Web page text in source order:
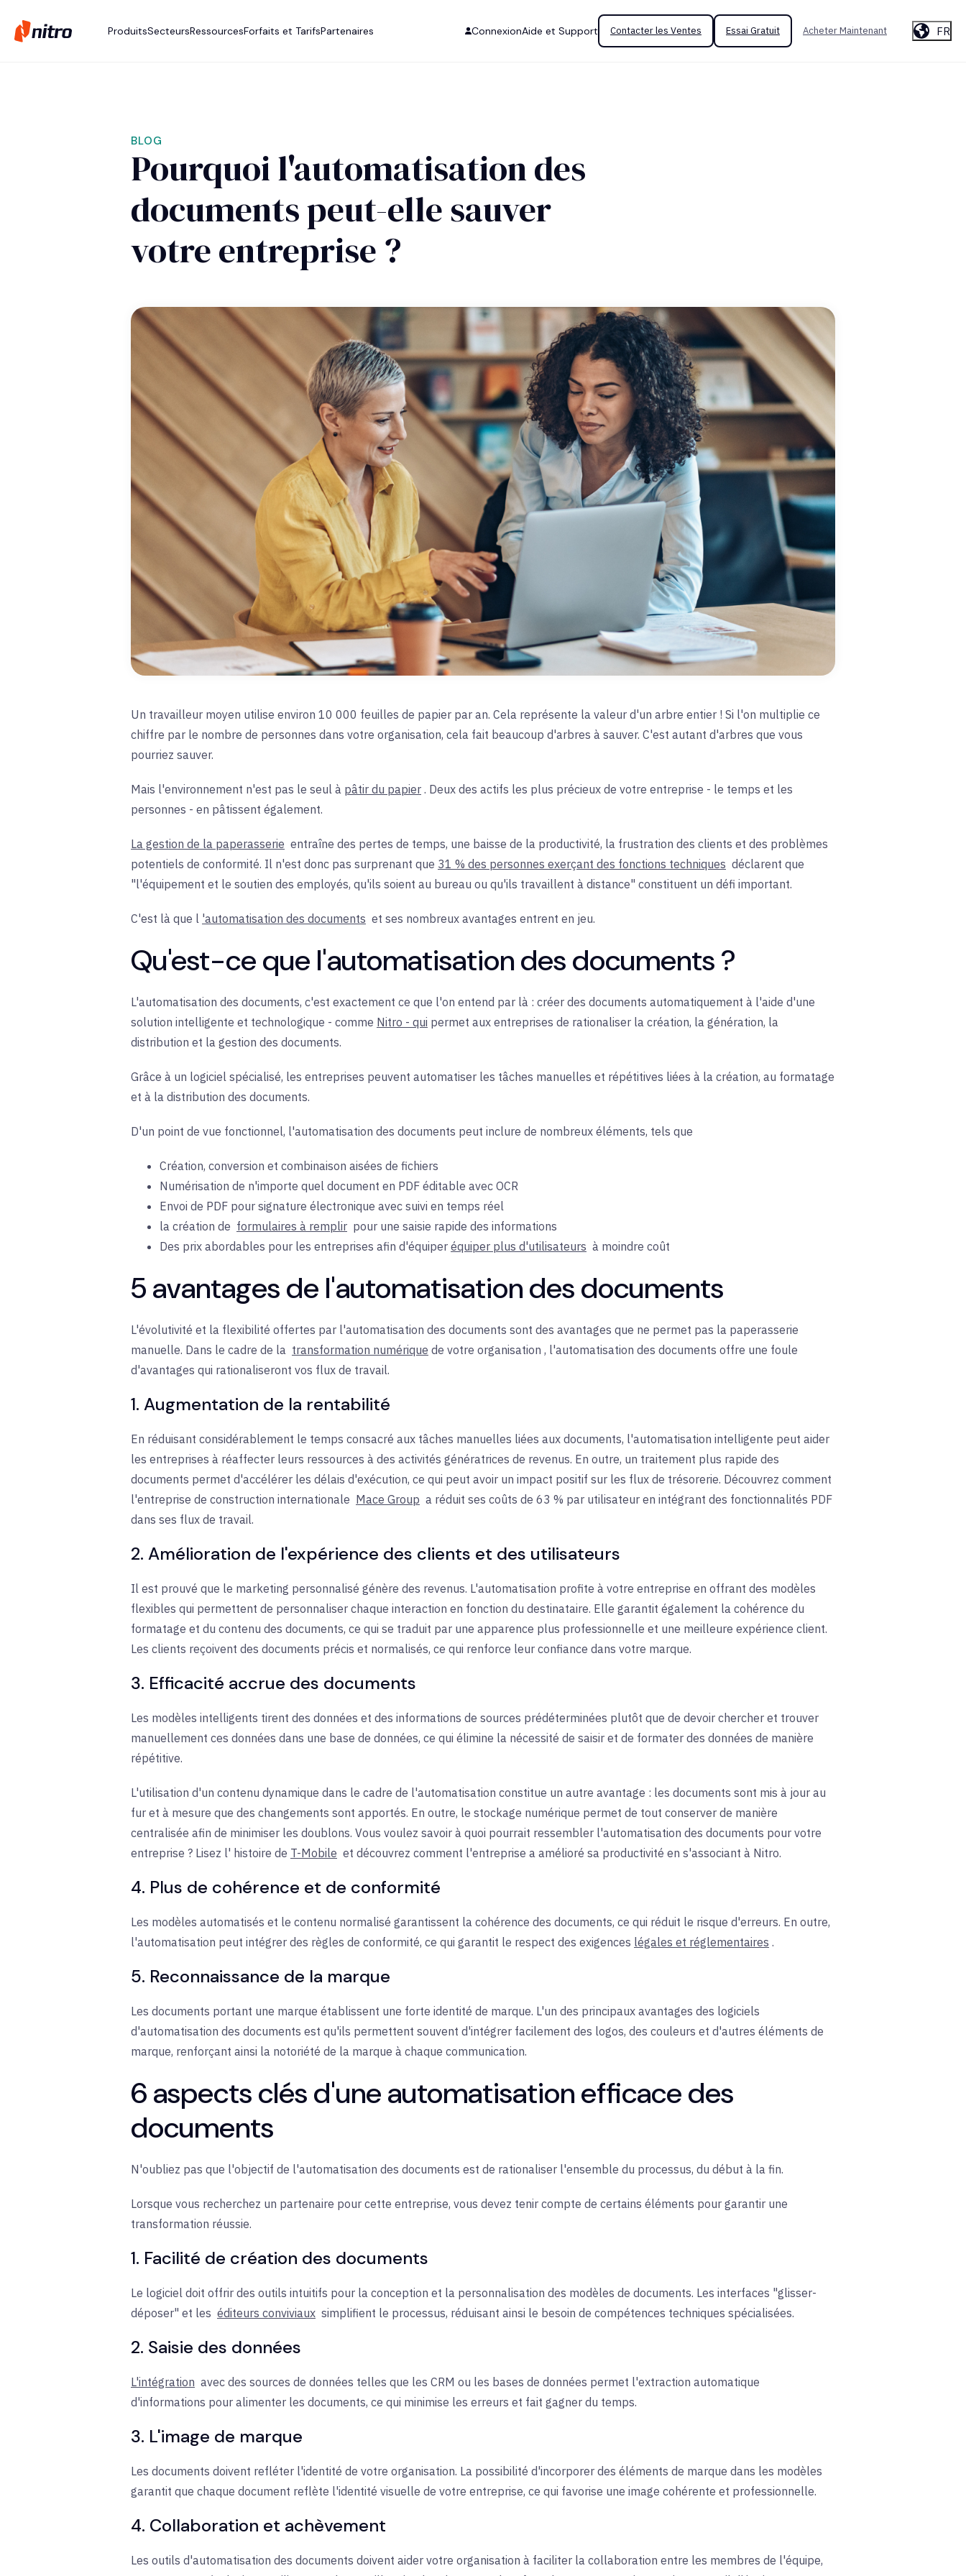
ProduitsSecteursRessourcesForfaits et TarifsPartenaires ConnexionAide et Support Contacter les Ventes Essai Gratuit Acheter Maintenant FR
BLOG
Pourquoi l'automatisation des
documents peut-elle sauver
votre entreprise ?
Un travailleur moyen utilise environ 10 000 feuilles de papier par an. Cela représente la valeur d'un arbre entier ! Si l'on multiplie ce
chiffre par le nombre de personnes dans votre organisation, cela fait beaucoup d'arbres à sauver. C'est autant d'arbres que vous
pourriez sauver.
Mais l'environnement n'est pas le seul à pâtir du papier . Deux des actifs les plus précieux de votre entreprise - le temps et les
personnes - en pâtissent également.
La gestion de la paperasserie entraîne des pertes de temps, une baisse de la productivité, la frustration des clients et des problèmes
potentiels de conformité. Il n'est donc pas surprenant que 31 % des personnes exerçant des fonctions techniques déclarent que
"l'équipement et le soutien des employés, qu'ils soient au bureau ou qu'ils travaillent à distance" constituent un défi important.
C'est là que l 'automatisation des documents et ses nombreux avantages entrent en jeu.
Qu'est-ce que l'automatisation des documents ?
L'automatisation des documents, c'est exactement ce que l'on entend par là : créer des documents automatiquement à l'aide d'une
solution intelligente et technologique - comme Nitro - qui permet aux entreprises de rationaliser la création, la génération, la
distribution et la gestion des documents.
Grâce à un logiciel spécialisé, les entreprises peuvent automatiser les tâches manuelles et répétitives liées à la création, au formatage
et à la distribution des documents.
D'un point de vue fonctionnel, l'automatisation des documents peut inclure de nombreux éléments, tels que
Création, conversion et combinaison aisées de fichiers
Numérisation de n'importe quel document en PDF éditable avec OCR
Envoi de PDF pour signature électronique avec suivi en temps réel
la création de formulaires à remplir pour une saisie rapide des informations
Des prix abordables pour les entreprises afin d'équiper équiper plus d'utilisateurs à moindre coût
5 avantages de l'automatisation des documents
L'évolutivité et la flexibilité offertes par l'automatisation des documents sont des avantages que ne permet pas la paperasserie
manuelle. Dans le cadre de la transformation numérique de votre organisation , l'automatisation des documents offre une foule
d'avantages qui rationaliseront vos flux de travail.
1. Augmentation de la rentabilité
En réduisant considérablement le temps consacré aux tâches manuelles liées aux documents, l'automatisation intelligente peut aider
les entreprises à réaffecter leurs ressources à des activités génératrices de revenus. En outre, un traitement plus rapide des
documents permet d'accélérer les délais d'exécution, ce qui peut avoir un impact positif sur les flux de trésorerie. Découvrez comment
l'entreprise de construction internationale Mace Group a réduit ses coûts de 63 % par utilisateur en intégrant des fonctionnalités PDF
dans ses flux de travail.
2. Amélioration de l'expérience des clients et des utilisateurs
Il est prouvé que le marketing personnalisé génère des revenus. L'automatisation profite à votre entreprise en offrant des modèles
flexibles qui permettent de personnaliser chaque interaction en fonction du destinataire. Elle garantit également la cohérence du
formatage et du contenu des documents, ce qui se traduit par une apparence plus professionnelle et une meilleure expérience client.
Les clients reçoivent des documents précis et normalisés, ce qui renforce leur confiance dans votre marque.
3. Efficacité accrue des documents
Les modèles intelligents tirent des données et des informations de sources prédéterminées plutôt que de devoir chercher et trouver
manuellement ces données dans une base de données, ce qui élimine la nécessité de saisir et de formater des données de manière
répétitive.
L'utilisation d'un contenu dynamique dans le cadre de l'automatisation constitue un autre avantage : les documents sont mis à jour au
fur et à mesure que des changements sont apportés. En outre, le stockage numérique permet de tout conserver de manière
centralisée afin de minimiser les doublons. Vous voulez savoir à quoi pourrait ressembler l'automatisation des documents pour votre
entreprise ? Lisez l' histoire de T-Mobile et découvrez comment l'entreprise a amélioré sa productivité en s'associant à Nitro.
4. Plus de cohérence et de conformité
Les modèles automatisés et le contenu normalisé garantissent la cohérence des documents, ce qui réduit le risque d'erreurs. En outre,
l'automatisation peut intégrer des règles de conformité, ce qui garantit le respect des exigences légales et réglementaires .
5. Reconnaissance de la marque
Les documents portant une marque établissent une forte identité de marque. L'un des principaux avantages des logiciels
d'automatisation des documents est qu'ils permettent souvent d'intégrer facilement des logos, des couleurs et d'autres éléments de
marque, renforçant ainsi la notoriété de la marque à chaque communication.
6 aspects clés d'une automatisation efficace des
documents
N'oubliez pas que l'objectif de l'automatisation des documents est de rationaliser l'ensemble du processus, du début à la fin.
Lorsque vous recherchez un partenaire pour cette entreprise, vous devez tenir compte de certains éléments pour garantir une
transformation réussie.
1. Facilité de création des documents
Le logiciel doit offrir des outils intuitifs pour la conception et la personnalisation des modèles de documents. Les interfaces "glisser-
déposer" et les éditeurs conviviaux simplifient le processus, réduisant ainsi le besoin de compétences techniques spécialisées.
2. Saisie des données
L'intégration avec des sources de données telles que les CRM ou les bases de données permet l'extraction automatique
d'informations pour alimenter les documents, ce qui minimise les erreurs et fait gagner du temps.
3. L'image de marque
Les documents doivent refléter l'identité de votre organisation. La possibilité d'incorporer des éléments de marque dans les modèles
garantit que chaque document reflète l'identité visuelle de votre entreprise, ce qui favorise une image cohérente et professionnelle.
4. Collaboration et achèvement
Les outils d'automatisation des documents doivent aider votre organisation à faciliter la collaboration entre les membres de l'équipe,